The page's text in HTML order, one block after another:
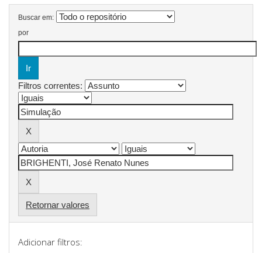
Buscar em:
por
Filtros correntes:
Retornar valores
Adicionar filtros: